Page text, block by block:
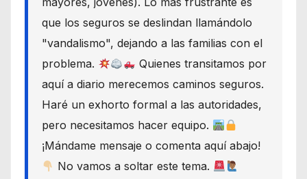
que los seguros se deslindan llamándolo
"vandalismo", dejando a las familias con el
problema.
Quienes transitamos por
aquí a diario merecemos caminos seguros.
Haré un exhorto formal a las autoridades,
pero necesitamos hacer equipo.
¡Mándame mensaje o comenta aquí abajo!
No vamos a soltar este tema.